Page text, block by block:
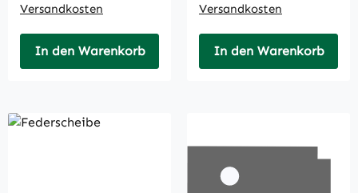
Versandkosten
In den Warenkorb
Versandkosten
In den Warenkorb